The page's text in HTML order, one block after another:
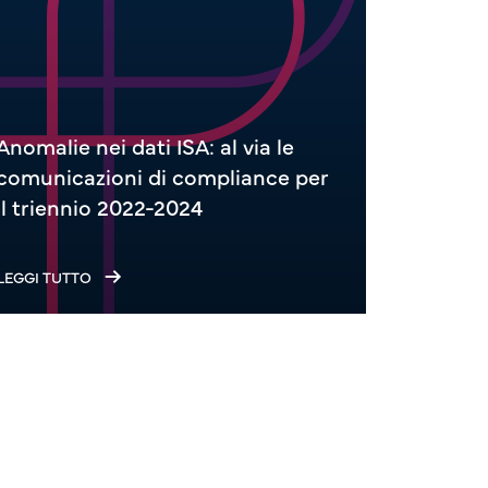
nei dati ISA: al via le
di compliance per
triennio 2022-2024
TUTTO